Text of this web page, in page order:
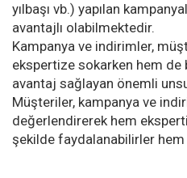
yılbaşı vb.) yapılan
avantajlı olabilmektedir.
Kampanya ve indirimler,
ekspertize sokarken hem de
avantaj sağlayan önemli
Müşteriler, kampanya ve
değerlendirerek hem
şekilde faydalanabilirler